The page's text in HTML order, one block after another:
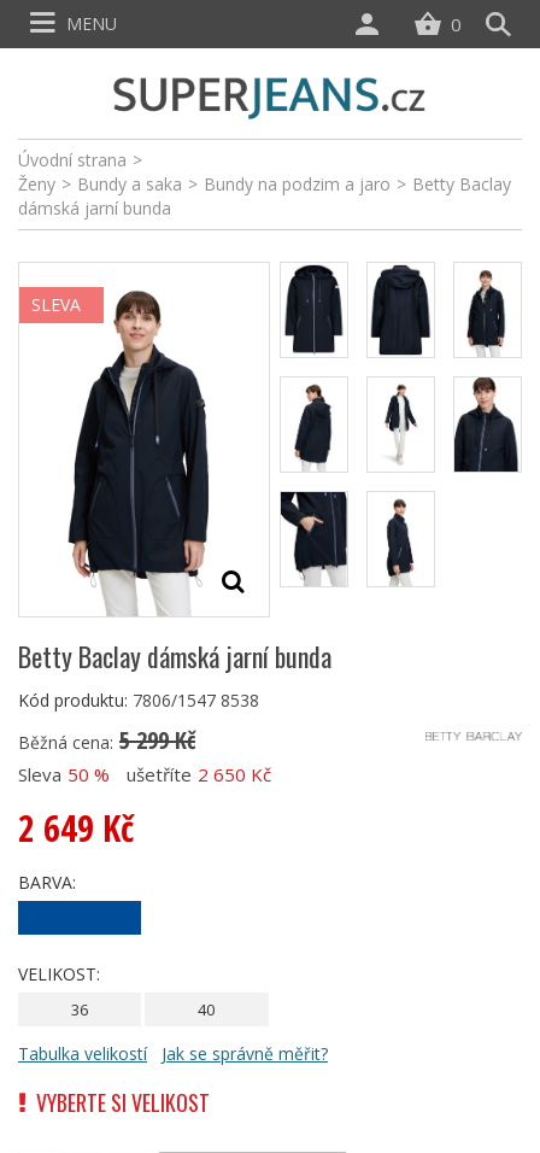
Úvodní strana >
Ženy > Bundy a saka > Bundy na podzim a jaro > Betty Baclay
dámská jarní bunda
SLEVA
Betty Baclay dámská jarní bunda
Kód produktu: 7806/1547 8538
Běžná cena: 5 299 Kč
Sleva 50 % ušetříte 2 650 Kč
2 649 Kč
BARVA:
VELIKOST:
36 40
Tabulka velikostí Jak se správně měřit?
VYBERTE SI VELIKOST
0
MENU